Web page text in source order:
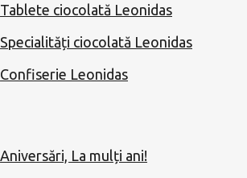
Tablete ciocolată Leonidas
Specialități ciocolată Leonidas
Confiserie Leonidas
Aniversări, La mulți ani!